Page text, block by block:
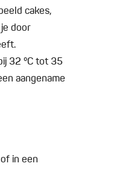
cakes,
door
32 °C tot 35
aangename
in een